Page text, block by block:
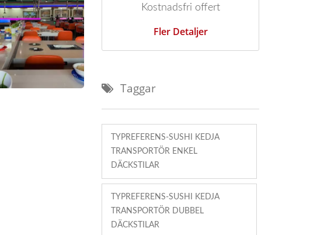
Kostnadsfri offert
Fler Detaljer
Taggar
TYPREFERENS-SUSHI KEDJA
TRANSPORTÖR ENKEL
DÄCKSTILAR
TYPREFERENS-SUSHI KEDJA
TRANSPORTÖR DUBBEL
DÄCKSTILAR